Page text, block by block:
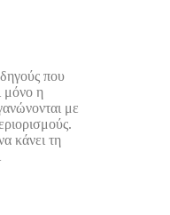
που
μόνο η
με
κάνει τη